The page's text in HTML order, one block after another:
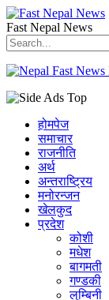
Fast Nepal News
होमपेज
समाचार
राजनीति
अर्थ
अन्तराष्ट्रिय
मनोरन्जन
खेलकुद
प्रदेश
कोशी
मधेश
बागमती
गण्डकी
लुम्बिनी